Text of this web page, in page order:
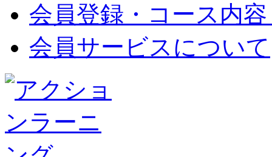
会員登録・コース内
会員サービスについて